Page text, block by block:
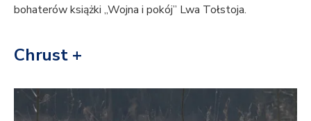
bohaterów książki „Wojna i pokój” Lwa Tołstoja.
Chrust +